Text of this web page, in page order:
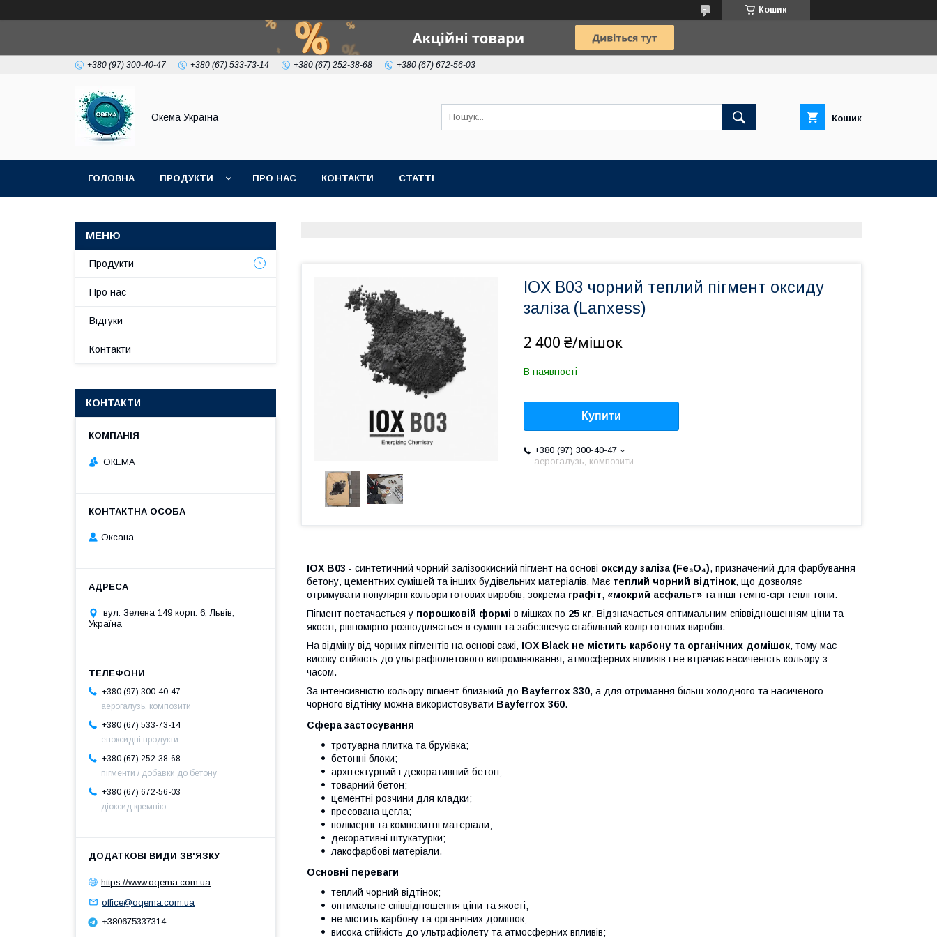
Кошик
+380 (97) 300-40-47 +380 (67) 533-73-14 +380 (67) 252-38-68 +380 (67) 672-56-03
Окема Україна Кошик
ГОЛОВНА ПРОДУКТИ ПРО НАС КОНТАКТИ СТАТТІ
IOX B03 чорний теплий пігмент оксиду
заліза (Lanxess)
2 400 ₴/мішок
В наявності
Купити
+380 (97) 300-40-47
аерогалузь, композити
IOX B03 - синтетичний чорний залізоокисний пігмент на основі оксиду заліза (Fe₃O₄), призначений для фарбування
бетону, цементних сумішей та інших будівельних матеріалів. Має теплий чорний відтінок, що дозволяє
отримувати популярні кольори готових виробів, зокрема графіт, «мокрий асфальт» та інші темно-сірі теплі тони.
Пігмент постачається у порошковій формі в мішках по 25 кг. Відзначається оптимальним співвідношенням ціни та
якості, рівномірно розподіляється в суміші та забезпечує стабільний колір готових виробів.
На відміну від чорних пігментів на основі сажі, IOX Black не містить карбону та органічних домішок, тому має
високу стійкість до ультрафіолетового випромінювання, атмосферних впливів і не втрачає насиченість кольору з
часом.
За інтенсивністю кольору пігмент близький до Bayferrox 330, а для отримання більш холодного та насиченого
чорного відтінку можна використовувати Bayferrox 360.
Сфера застосування
тротуарна плитка та бруківка;
бетонні блоки;
архітектурний і декоративний бетон;
товарний бетон;
цементні розчини для кладки;
пресована цегла;
полімерні та композитні матеріали;
декоративні штукатурки;
лакофарбові матеріали.
Основні переваги
теплий чорний відтінок;
оптимальне співвідношення ціни та якості;
не містить карбону та органічних домішок;
висока стійкість до ультрафіолету та атмосферних впливів;
Продукти
Про нас
Відгуки
Контакти
КОНТАКТИ
ОКЕМА
Оксана
вул. Зелена 149 корп. 6, Львів,
Україна
+380 (97) 300-40-47
аерогалузь, композити
+380 (67) 533-73-14
епоксидні продукти
+380 (67) 252-38-68
пігменти / добавки до бетону
+380 (67) 672-56-03
діоксид кремнію
https://www.oqema.com.ua
office@oqema.com.ua
+380675337314